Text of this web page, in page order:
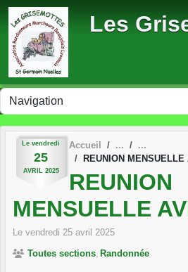
Les
Le vendredi
25
AVRIL 2025
Accueil
REUNION MENSUELLE
REUNION
MENSUELLE
Le vendredi 25 avril 2025
Toutes sections Randonnée
Panneau de gestion des cookies